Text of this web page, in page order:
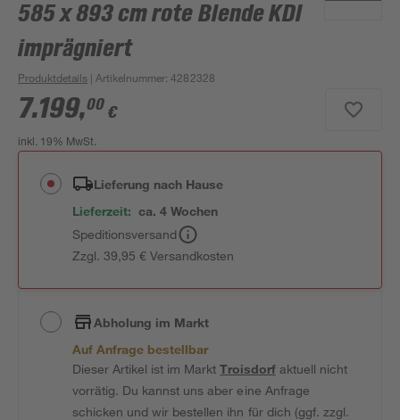
585 x 893 cm rote Blende KDI
imprägniert
Produktdetails | Artikelnummer:4282328
7.199,00 €
inkl. 19% MwSt.
Lieferung nach Hause
Lieferzeit: ca. 4 Wochen
Speditionsversand
Zzgl. 39,95 € Versandkosten
Abholung im Markt
Auf Anfrage bestellbar
Dieser Artikel ist im MarktTroisdorfaktuell nicht
vorrätig. Du kannst uns aber eine Anfrage
schicken und wir bestellen ihn für dich (ggf. zzgl.